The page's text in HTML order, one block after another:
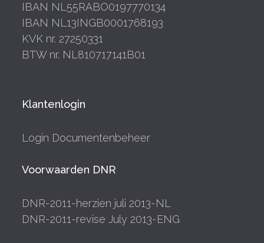
IBAN NL55RABO0197770134
IBAN NL13INGB0001768193
KVK nr. 27250331
BTW nr. NL810717141B01
Klantenlogin
Login Documentenbeheer
Voorwaarden DNR
DNR-2011-herzien juli 2013-NL
DNR-2011-revise July 2013-ENG